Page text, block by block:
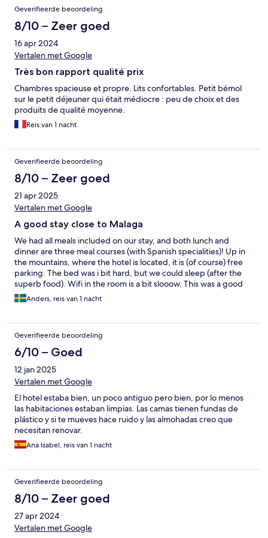
Geverifieerde beoordeling
8/10 – Zeer goed
16 apr 2024
Vertalen met Google
Très bon rapport qualité prix
Chambres spacieuse et propre. Lits confortables. Petit bémol
sur le petit déjeuner qui était médiocre : peu de choix et des
produits de qualité moyenne.
Reis van 1 nacht
Geverifieerde beoordeling
8/10 – Zeer goed
21 apr 2025
Vertalen met Google
A good stay close to Malaga
We had all meals included on our stay, and both lunch and
dinner are three meal courses (with Spanish specialities)! Up in
the mountains, where the hotel is located, it is (of course) free
parking. The bed was i bit hard, but we could sleep (after the
superb food). Wifi in the room is a bit slooow. This was a good
stay for an early flight from Malaga.
Anders, reis van 1 nacht
Geverifieerde beoordeling
6/10 – Goed
12 jan 2025
Vertalen met Google
El hotel estaba bien, un poco antiguo pero bien, por lo menos
las habitaciones estaban limpias. Las camas tienen fundas de
plástico y si te mueves hace ruido y las almohadas creo que
necesitan renovar.
Ana Isabel, reis van 1 nacht
Geverifieerde beoordeling
8/10 – Zeer goed
27 apr 2024
Vertalen met Google